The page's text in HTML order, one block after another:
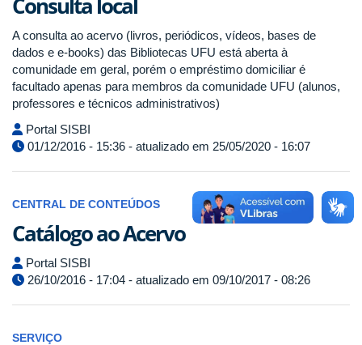
A consulta ao acervo (livros, periódicos, vídeos, bases de
dados e e-books) das Bibliotecas UFU está aberta à
comunidade em geral, porém o empréstimo domiciliar é
facultado apenas para membros da comunidade UFU (alunos,
professores e técnicos administrativos)
Portal SISBI
01/12/2016 - 15:36 - atualizado em 25/05/2020 - 16:07
CENTRAL DE CONTEÚDOS
Catálogo ao Acervo
Portal SISBI
26/10/2016 - 17:04 - atualizado em 09/10/2017 - 08:26
SERVIÇO